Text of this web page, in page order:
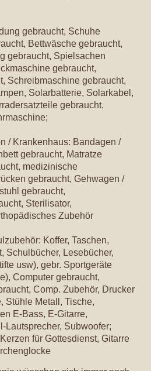
gebraucht, Schuhe
Bettwäsche gebraucht,
gebraucht, Spielsachen
gebraucht,
Schreibmaschine gebraucht,
Solarbatterie, Solarkabel,
gebraucht,
/ Krankenhaus: Bandagen /
gebraucht, Matratze
medizinische
gebraucht, Gehwagen /
gebraucht,
Sterilisator,
Zubehör
Koffer, Taschen,
Schulbücher, Lesebücher,
usw), gebr. Sportgeräte
Computer gebraucht,
Comp. Zubehör, Drucker
Stühle Metall, Tische,
E-Bass, E-Gitarre,
Lautsprecher, Subwoofer;
für Gottesdienst, Gitarre